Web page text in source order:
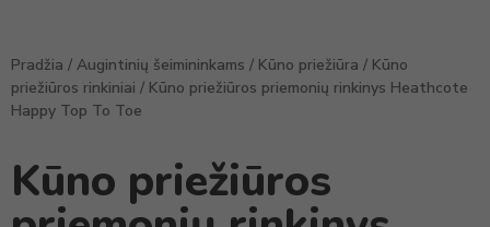
Pradžia / Augintinių šeimininkams / Kūno priežiūra / Kūno
priežiūros rinkiniai / Kūno priežiūros priemonių rinkinys Heathcote
Happy Top To Toe
Kūno priežiūros